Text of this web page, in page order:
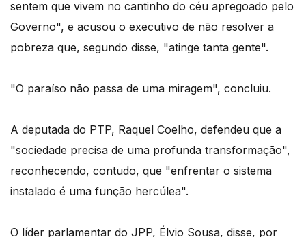
sentem que vivem no cantinho do céu apregoado pelo
Governo", e acusou o executivo de não resolver a
pobreza que, segundo disse, "atinge tanta gente".
"O paraíso não passa de uma miragem", concluiu.
A deputada do PTP, Raquel Coelho, defendeu que a
"sociedade precisa de uma profunda transformação",
reconhecendo, contudo, que "enfrentar o sistema
instalado é uma função hercúlea".
O líder parlamentar do JPP, Élvio Sousa, disse, por